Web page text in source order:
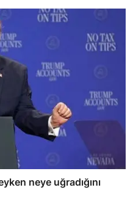
neye uğradığını